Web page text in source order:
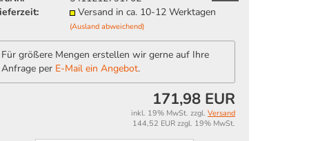
Versand in ca. 10-12 Werktagen
(Ausland abweichend)
Für größere Mengen erstellen wir gerne auf Ihre
Anfrage per E-Mail ein Angebot.
171,98 EUR
inkl. 19% MwSt. zzgl. Versand
144,52 EUR zzgl. 19% MwSt.